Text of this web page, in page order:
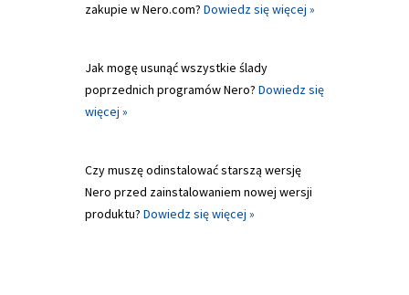
zakupie w Nero.com? Dowiedz się więcej »
Jak mogę usunąć wszystkie ślady
poprzednich programów Nero? Dowiedz się
więcej »
Czy muszę odinstalować starszą wersję
Nero przed zainstalowaniem nowej wersji
produktu? Dowiedz się więcej »